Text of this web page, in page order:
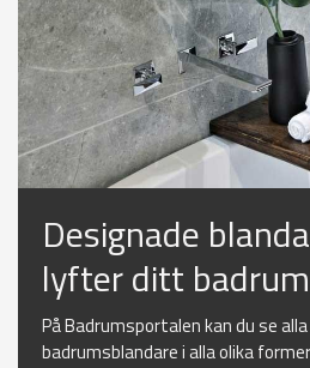
Designade
lyfter ditt
På Badrumsportalen kan du se
badrumsblandare i alla olika